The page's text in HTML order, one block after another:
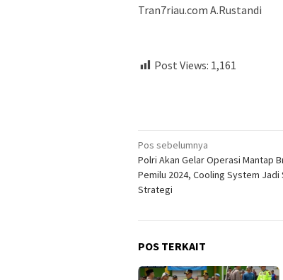
Tran7riau.com A.Rustandi
Post Views: 1,161
Navigasi
pos
Pos sebelumnya
Polri Akan Gelar Operasi Mantap
Pemilu 2024, Cooling System Jadi
Strategi
POS TERKAIT